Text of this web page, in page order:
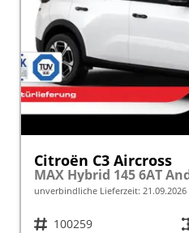
Citroën C3 Aircross
unverbindliche Lieferzeit: 21.09.2026
Fahrzeugnr. 100259